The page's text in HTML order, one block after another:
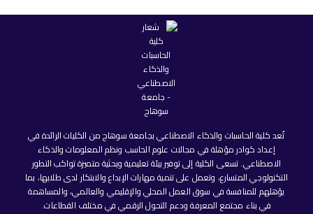
تُعد كلية الحاسبات والذكاء الاصطناعي بجامعة سوهاج من الكليات الرائدة في
إعداد كوادر مؤهلة في مجالات علوم الحاسب ونظم المعلومات والذكاء
الاصطناعي. تسعى الكلية إلى توفير بيئة تعليمية وبحثية متميزة تواكب التطور
التكنولوجي المتسارع، وتعمل على تنمية مهارات الإبداع والابتكار لدى طلابها، بما
يؤهلهم للمنافسة في سوق العمل المحلي والإقليمي والعالمي، والمساهمة
في بناء مجتمع المعرفة ودعم التحول الرقمي في مختلف القطاعات.